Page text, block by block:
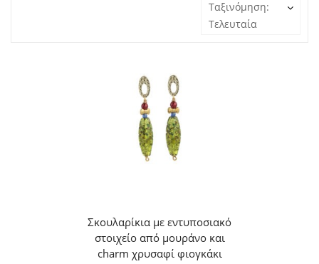
Ταξινόμηση:
Τελευταία
Σκουλαρίκια με εντυποσιακό
στοιχείο από μουράνο και
charm χρυσαφί φιογκάκι